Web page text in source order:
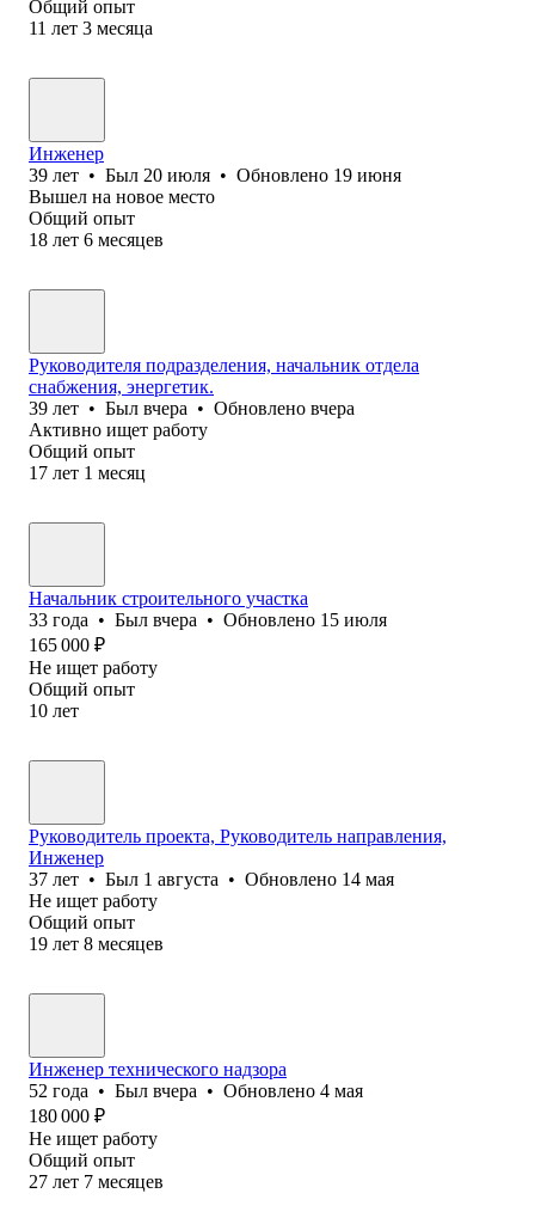
Общий опыт
11 лет 3 месяца
Инженер
39 лет • Был 20 июля • Обновлено 19 июня
Вышел на новое место
Общий опыт
18 лет 6 месяцев
Руководителя подразделения, начальник отдела
снабжения, энергетик.
39 лет • Был вчера • Обновлено вчера
Активно ищет работу
Общий опыт
17 лет 1 месяц
Начальник строительного участка
33 года • Был вчера • Обновлено 15 июля
165 000 ₽
Не ищет работу
Общий опыт
10 лет
Руководитель проекта, Руководитель направления,
Инженер
37 лет • Был 1 августа • Обновлено 14 мая
Не ищет работу
Общий опыт
19 лет 8 месяцев
Инженер технического надзора
52 года • Был вчера • Обновлено 4 мая
180 000 ₽
Не ищет работу
Общий опыт
27 лет 7 месяцев